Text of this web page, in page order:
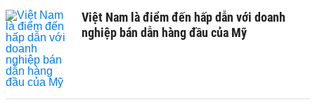
Việt Nam là điểm đến hấp dẫn với doanh
nghiệp bán dẫn hàng đầu của Mỹ